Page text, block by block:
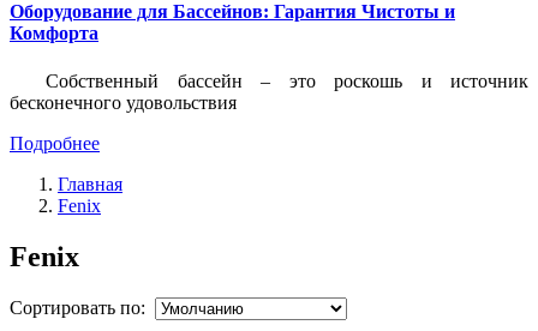
Оборудование для Бассейнов: Гарантия Чистоты и
Комфорта
Собственный бассейн – это роскошь и источник
бесконечного удовольствия
Подробнее
Главная
Fenix
Fenix
Сортировать по: